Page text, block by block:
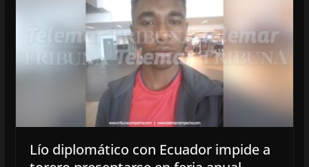
Lío diplomático con Ecuador impide a